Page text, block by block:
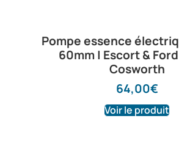
Pompe essence
60mm | Escort &
Cosworth
64,00€
Voir le produit